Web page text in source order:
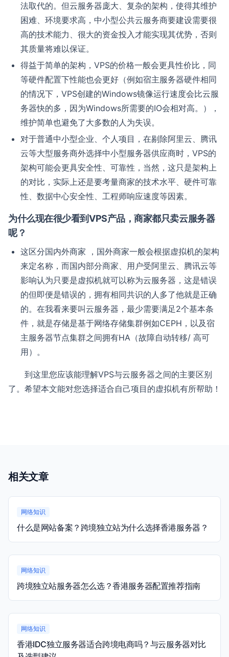
法取代的。但云服务器庞大、复杂的架构，使得其维护
困难、环境要求高，中小型公共云服务商要建设需要很
高的技术能力、很大的资金投入才能实现其优势，否则
其质量将难以保证。
得益于简单的架构，VPS的价格一般会更具性价比，同
等硬件配置下性能也会更好（例如宿主服务器硬件相同
的情况下，VPS创建的Windows镜像运行速度会比云服
务器快的多，因为Windows所需要的IO会相对高。），
维护简单也避免了大多数的人为失误。
对于普通中小型企业、个人项目，在剔除阿里云、腾讯
云等大型服务商外选择中小型服务器供应商时，VPS的
架构可能会更具安全性、可靠性，当然，这只是架构上
的对比，实际上还是要考量商家的技术水平、硬件可靠
性、数据中心安全性、工程师响应速度等因素。
为什么现在很少看到VPS产品，商家都只卖云服务器
呢？
这区分国内外商家 ，国外商家一般会根据虚拟机的架构
来定名称，而国内部分商家、用户受阿里云、腾讯云等
影响认为只要是虚拟机就可以称为云服务器，这是错误
的但即便是错误的，拥有相同共识的人多了他就是正确
的。在我看来要叫云服务器，最少需要满足2个基本条
件，就是存储是基于网络存储集群例如CEPH，以及宿
主服务器节点集群之间拥有HA（故障自动转移/ 高可
用）。
到这里您应该能理解VPS与云服务器之间的主要区别
了。希望本文能对您选择适合自己项目的虚拟机有所帮助！
相关文章
网络知识
什么是网站备案？跨境独立站为什么选择香港服务器？
网络知识
跨境独立站服务器怎么选？香港服务器配置推荐指南
网络知识
香港IDC独立服务器适合跨境电商吗？与云服务器对比